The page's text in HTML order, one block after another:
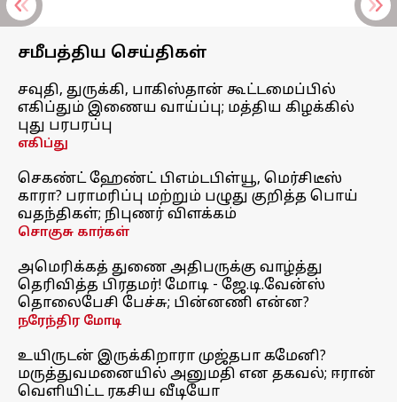
சமீபத்திய செய்திகள்
சவுதி, துருக்கி, பாகிஸ்தான் கூட்டமைப்பில்
எகிப்தும் இணைய வாய்ப்பு; மத்திய கிழக்கில்
புது பரபரப்பு
எகிப்து
செகண்ட் ஹேண்ட் பிஎம்டபிள்யூ, மெர்சிடீஸ்
காரா? பராமரிப்பு மற்றும் பழுது குறித்த பொய்
வதந்திகள்; நிபுணர் விளக்கம்
சொகுசு கார்கள்
அமெரிக்கத் துணை அதிபருக்கு வாழ்த்து
தெரிவித்த பிரதமர்! மோடி - ஜே.டி.வேன்ஸ்
தொலைபேசி பேச்சு; பின்னணி என்ன?
நரேந்திர மோடி
உயிருடன் இருக்கிறாரா முஜ்தபா கமேனி?
மருத்துவமனையில் அனுமதி என தகவல்; ஈரான்
வெளியிட்ட ரகசிய வீடியோ